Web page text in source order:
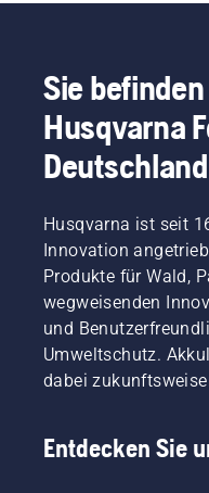
Sie
Husqvarna
Deutschland
Husqvarna ist seit
Innovation
Produkte für Wald,
wegweisenden
und
Umweltschutz.
dabei
Entdecken Sie